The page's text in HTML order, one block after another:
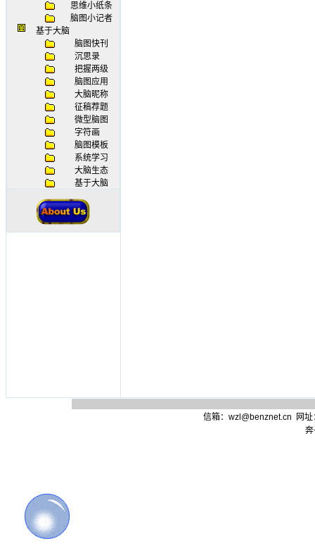
思维小纸条
脑图小记者
基于大脑
脑图快刊
沉思录
把握两级
脑图应用
大脑昵称
征稿荐题
微型脑图
字符画
脑图模板
系统学习
大脑生态
基于大脑
信箱：wzl@benznet.cn
网